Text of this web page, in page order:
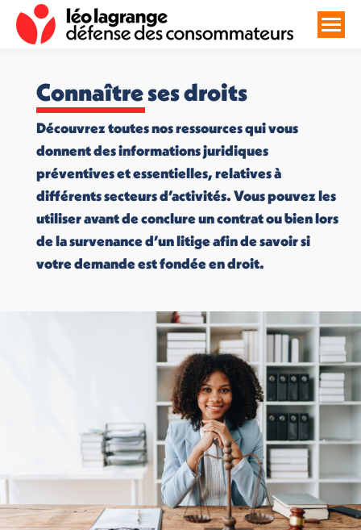
Connaître ses droits
Découvrez toutes nos ressources qui vous
donnent des informations juridiques
préventives et essentielles, relatives à
différents secteurs d’activités. Vous pouvez les
utiliser avant de conclure un contrat ou bien lors
de la survenance d’un litige afin de savoir si
votre demande est fondée en droit.